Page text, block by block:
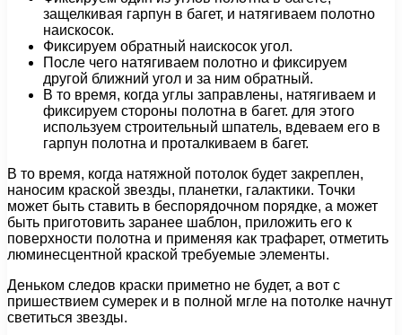
защелкивая гарпун в багет, и натягиваем полотно
наискосок.
Фиксируем обратный наискосок угол.
После чего натягиваем полотно и фиксируем
другой ближний угол и за ним обратный.
В то время, когда углы заправлены, натягиваем и
фиксируем стороны полотна в багет. для этого
используем строительный шпатель, вдеваем его в
гарпун полотна и проталкиваем в багет.
В то время, когда натяжной потолок будет закреплен,
наносим краской звезды, планетки, галактики. Точки
может быть ставить в беспорядочном порядке, а может
быть приготовить заранее шаблон, приложить его к
поверхности полотна и применяя как трафарет, отметить
люминесцентной краской требуемые элементы.
Деньком следов краски приметно не будет, а вот с
пришествием сумерек и в полной мгле на потолке начнут
светиться звезды.